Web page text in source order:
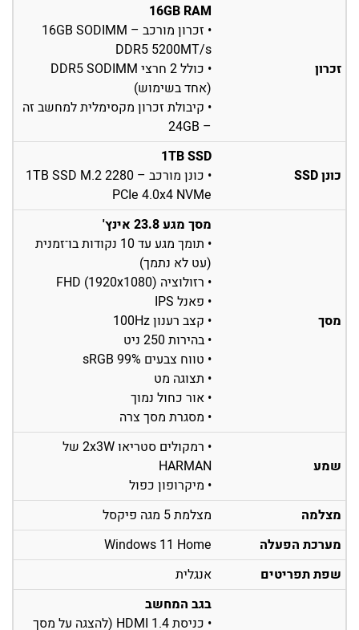
זכרון
16GB RAM
• זכרון מורכב – 16GB SODIMM
DDR5 5200MT/s
• כולל 2 חרצי DDR5 SODIMM
(אחד בשימוש)
• קיבולת זכרון מקסימלית למחשב זה
– 24GB
כונן SSD
1TB SSD
• כונן מורכב – 1TB SSD M.2 2280
PCIe 4.0x4 NVMe
מסך
מסך מגע 23.8 אינץ'
• תומך מגע עד 10 נקודות בו־זמנית
(עט לא נתמך)
• רזולוציה FHD (1920x1080)
• פאנל IPS
• קצב רענון 100Hz
• בהירות 250 ניט
• טווח צבעים 99% sRGB
• תצוגה מט
• אור כחול נמוך
• מסגרת מסך צרה
שמע
• רמקולים סטריאו 2x3W של
HARMAN
• מיקרופון כפול
מצלמה
מצלמת 5 מגה פיקסל
מערכת הפעלה
Windows 11 Home
שפת תפריטים
אנגלית
בגב המחשב
• כניסת HDMI 1.4 (להצגה על מסך